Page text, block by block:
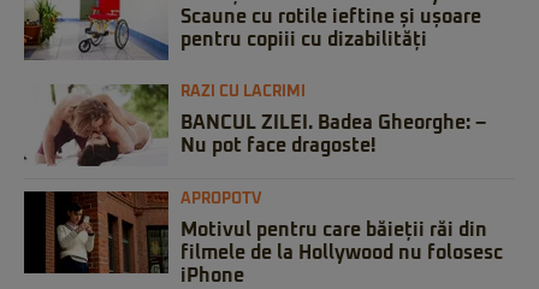
Scaune cu rotile ieftine și ușoare
pentru copiii cu dizabilități
RAZI CU LACRIMI
BANCUL ZILEI. Badea Gheorghe: –
Nu pot face dragoste!
APROPOTV
Motivul pentru care băieții răi din
filmele de la Hollywood nu folosesc
iPhone